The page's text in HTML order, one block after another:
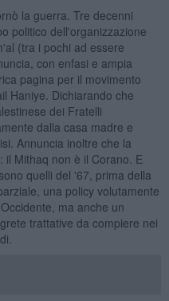
la guerra. Tre decenni
politico dell'organizzazione
(tra i pochi ad essere
con enfasi e ampia
pagina per il movimento
Haniye. Dichiarando che
dei Fratelli
dalla casa madre e
Annuncia inoltre che la
Mithaq non è il Corano. E
quelli del '67, prima della
una policy volutamente
ma anche un
trattative da compiere nei